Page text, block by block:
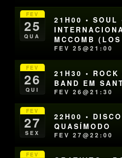
FEV
25
QUA
21H00 • SOUL
MCCOMB
FEV 25@21:00
FEV
26
QUI
21H30 • ROCK
BAND EM
FEV 26@21:30
FEV
27
SEX
22H00 • DISCO
QUASÍMODO
FEV 27@22:00
FEV